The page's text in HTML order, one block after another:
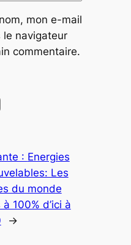
mon e-mail
navigateur
commentaire.
: Energies
Les
du monde
100% d’ici à
→